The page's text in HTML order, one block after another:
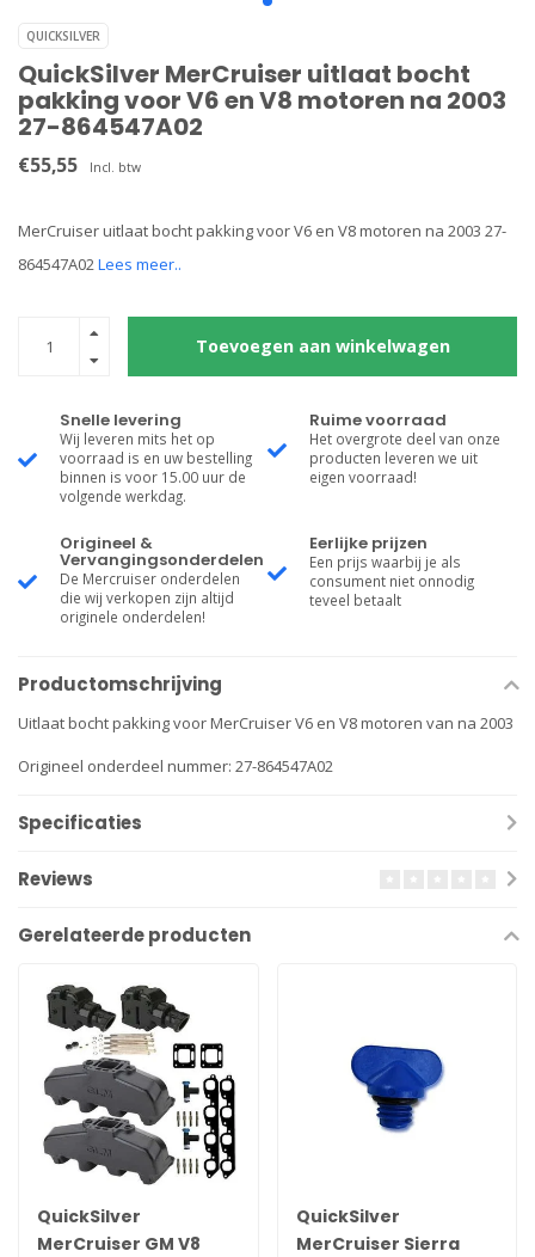
QUICKSILVER
QuickSilver MerCruiser uitlaat bocht
pakking voor V6 en V8 motoren na 2003
27-864547A02
€55,55 Incl. btw
MerCruiser uitlaat bocht pakking voor V6 en V8 motoren na 2003 27-
864547A02Lees meer..
Toevoegen aan winkelwagen
Snelle levering
Wij leveren mits het op
voorraad is en uw bestelling
binnen is voor 15.00 uur de
volgende werkdag.
Ruime voorraad
Het overgrote deel van onze
producten leveren we uit
eigen voorraad!
Origineel &
Vervangingsonderdelen
De Mercruiser onderdelen
die wij verkopen zijn altijd
originele onderdelen!
Eerlijke prijzen
Een prijs waarbij je als
consument niet onnodig
teveel betaalt
Productomschrijving
Uitlaat bocht pakking voor MerCruiser V6 en V8 motoren van na 2003
Origineel onderdeel nummer: 27-864547A02
Specificaties
Reviews
Gerelateerde producten
QuickSilver
MerCruiser GM V8
QuickSilver
MerCruiser Sierra